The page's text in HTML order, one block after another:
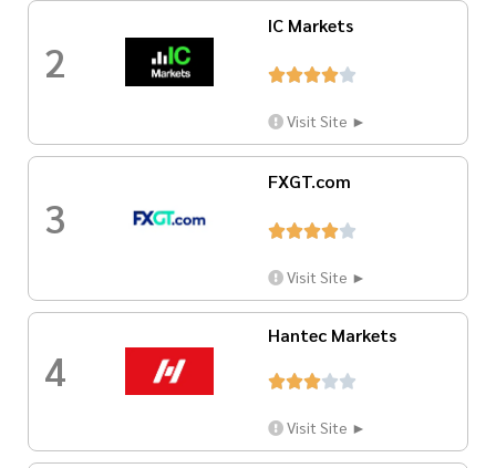
2
IC Markets

Visit Site ►
3
FXGT.com

Visit Site ►
4
Hantec Markets

Visit Site ►